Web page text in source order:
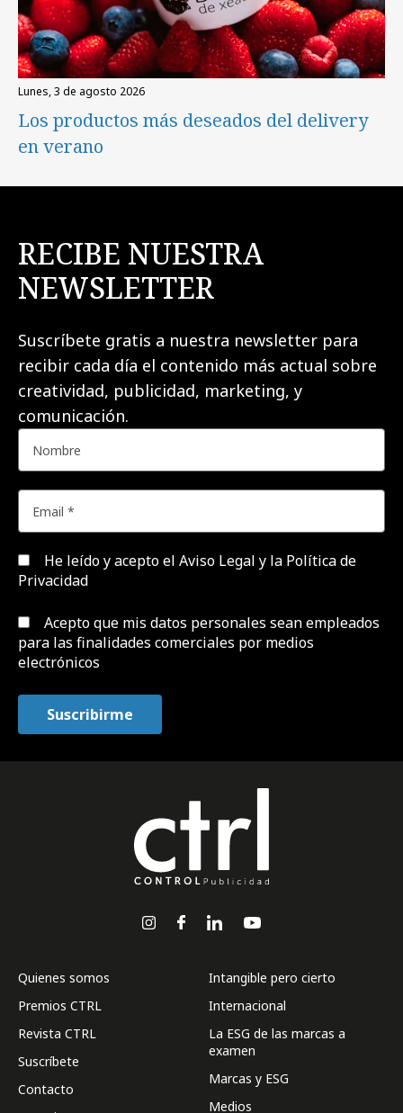
lunes, 3 de agosto 2026
Los productos más deseados del delivery
en verano
RECIBE NUESTRA
NEWSLETTER
Suscríbete gratis a nuestra newsletter para
recibir cada día el contenido más actual sobre
creatividad, publicidad, marketing, y
comunicación.
He leído y acepto el Aviso Legal y la Política de
Privacidad
Acepto que mis datos personales sean empleados
para las finalidades comerciales por medios
electrónicos
Quienes somos
Premios CTRL
Revista CTRL
Suscríbete
Contacto
Intangible pero cierto
Internacional
La ESG de las marcas a
examen
Marcas y ESG
Medios